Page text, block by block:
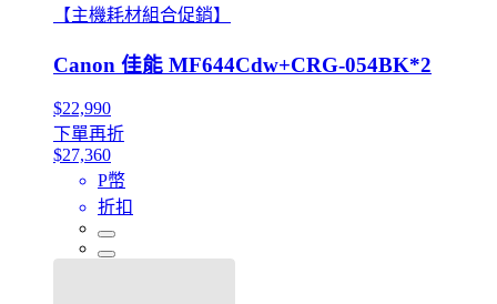
【主機耗材組合促銷】
Canon 佳能 MF644Cdw+CRG-054BK*2
$22,990
下單再折
$27,360
P幣
折扣